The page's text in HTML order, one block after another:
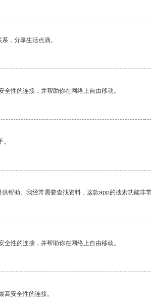
，分享生活点滴。
性的连接，并帮助你在网络上自由移动。
帮助。我经常需要查找资料，这款app的搜索功能非
性的连接，并帮助你在网络上自由移动。
安全性的连接。